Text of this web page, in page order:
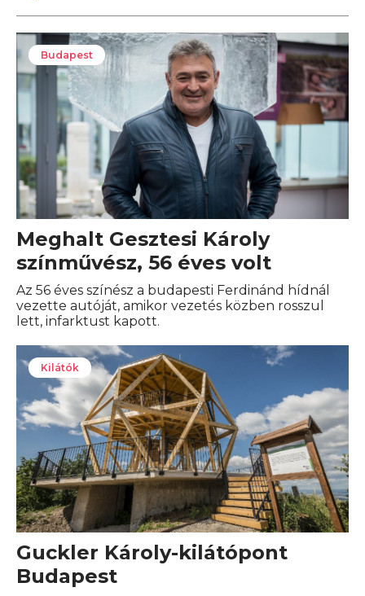
Budapest
Meghalt Gesztesi Károly
színművész, 56 éves volt
Az 56 éves színész a budapesti Ferdinánd hídnál
vezette autóját, amikor vezetés közben rosszul
lett, infarktust kapott.
Kilátók
Guckler Károly-kilátópont
Budapest